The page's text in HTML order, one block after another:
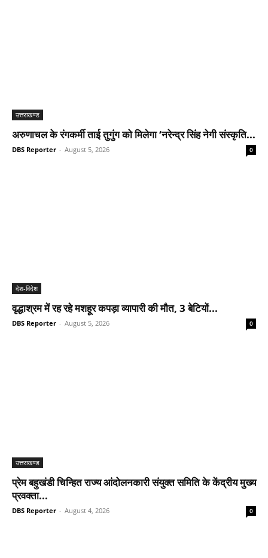
उत्तराखण्ड
अरुणाचल के रंगकर्मी ताई तुगुंग को मिलेगा ‘नरेन्द्र सिंह नेगी संस्कृति...
DBS Reporter - August 5, 2026 0
देश-विदेश
वृद्धाश्रम में रह रहे मशहूर कपड़ा व्यापारी की मौत, 3 बेटियों...
DBS Reporter - August 5, 2026 0
उत्तराखण्ड
प्रेम बहुखंडी चिन्हित राज्य आंदोलनकारी संयुक्त समिति के केंद्रीय मुख्य
प्रवक्ता...
DBS Reporter - August 4, 2026 0